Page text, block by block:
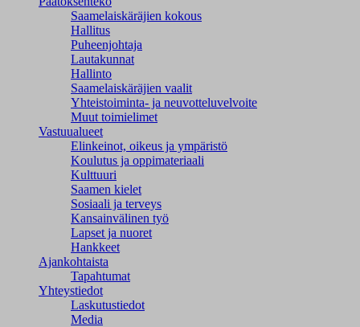
Saamelaiskäräjien kokous
Hallitus
Puheenjohtaja
Lautakunnat
Hallinto
Saamelaiskäräjien vaalit
Yhteistoiminta- ja neuvotteluvelvoite
Muut toimielimet
Vastuualueet
Elinkeinot, oikeus ja ympäristö
Koulutus ja oppimateriaali
Kulttuuri
Saamen kielet
Sosiaali ja terveys
Kansainvälinen työ
Lapset ja nuoret
Hankkeet
Ajankohtaista
Tapahtumat
Yhteystiedot
Laskutustiedot
Media